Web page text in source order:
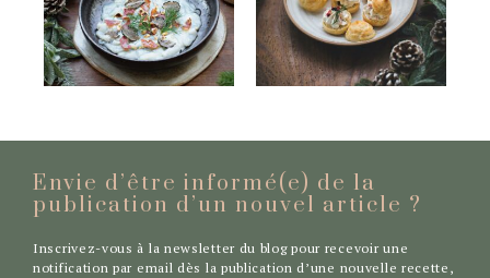
Envie d’être informé(e) de la
publication d’un nouvel article ?
Inscrivez-vous à la newsletter du blog pour recevoir une
notification par email dès la publication d’une nouvelle recette,